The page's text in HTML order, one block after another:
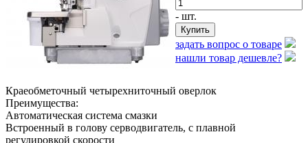
- шт.
задать вопрос о товаре
нашли товар дешевле?
Краеобметочный четырехниточный оверлок
Преимущества:
Автоматическая система смазки
Встроенный в голову серводвигатель, с плавной
регулировкой скорости